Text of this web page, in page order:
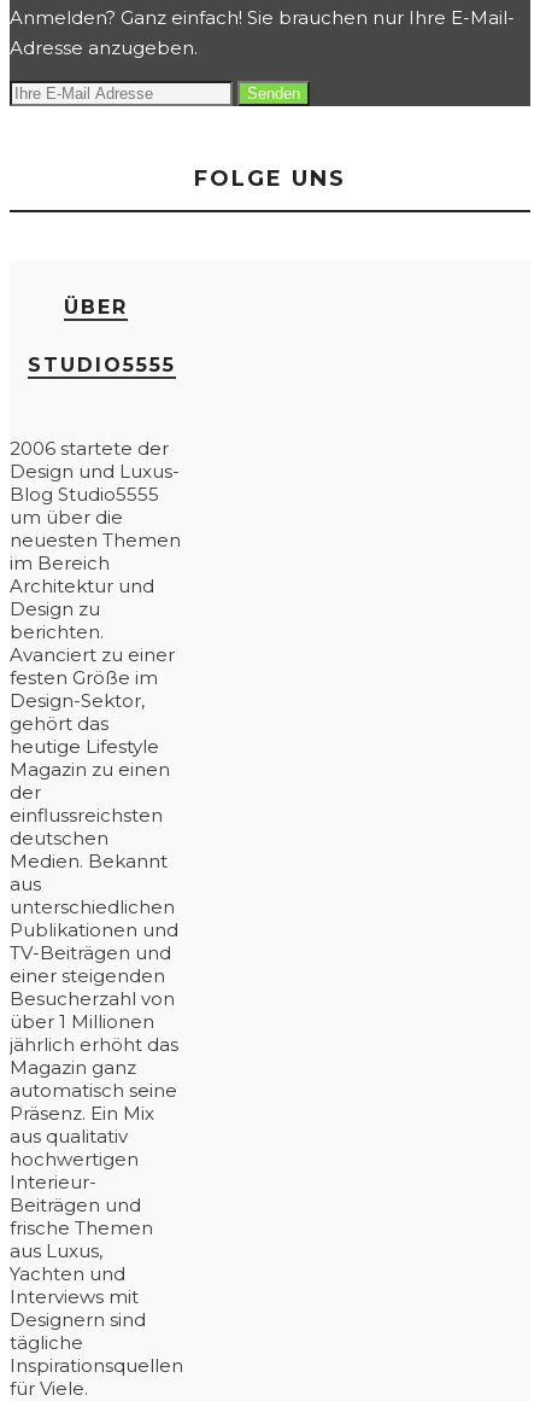
Anmelden? Ganz einfach! Sie brauchen nur Ihre E-Mail-
Adresse anzugeben.
FOLGE UNS
ÜBER
STUDIO5555
2006 startete der
Design und Luxus-
Blog Studio5555
um über die
neuesten Themen
im Bereich
Architektur und
Design zu
berichten.
Avanciert zu einer
festen Größe im
Design-Sektor,
gehört das
heutige Lifestyle
Magazin zu einen
der
einflussreichsten
deutschen
Medien. Bekannt
aus
unterschiedlichen
Publikationen und
TV-Beiträgen und
einer steigenden
Besucherzahl von
über 1 Millionen
jährlich erhöht das
Magazin ganz
automatisch seine
Präsenz. Ein Mix
aus qualitativ
hochwertigen
Interieur-
Beiträgen und
frische Themen
aus Luxus,
Yachten und
Interviews mit
Designern sind
tägliche
Inspirationsquellen
für Viele.